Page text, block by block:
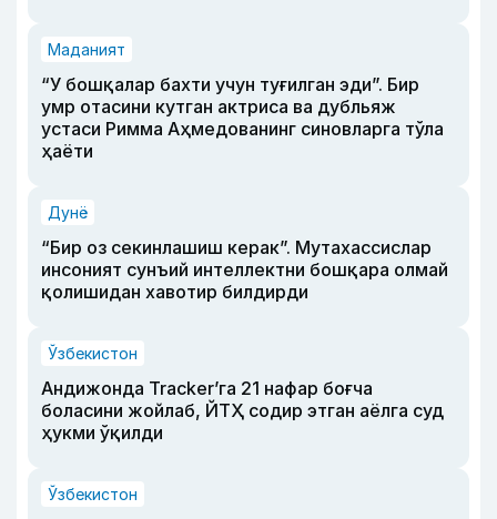
Маданият
“У бошқалар бахти учун туғилган эди”. Бир
умр отасини кутган актриса ва дубльяж
устаси Римма Аҳмедованинг синовларга тўла
ҳаёти
Дунё
“Бир оз секинлашиш керак”. Мутахассислар
инсоният сунъий интеллектни бошқара олмай
қолишидан хавотир билдирди
Ўзбекистон
Андижонда Tracker’га 21 нафар боғча
боласини жойлаб, ЙТҲ содир этган аёлга суд
ҳукми ўқилди
Ўзбекистон